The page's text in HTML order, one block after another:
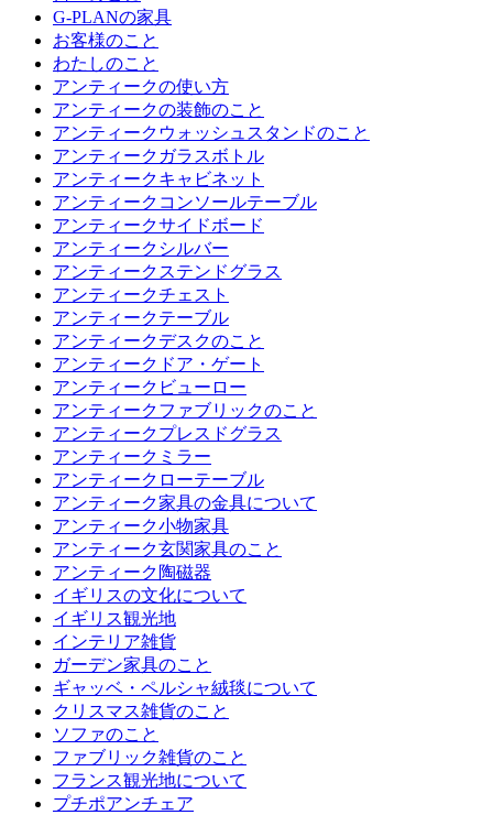
G-PLANの家具
お客様のこと
わたしのこと
アンティークの使い方
アンティークの装飾のこと
アンティークウォッシュスタンドのこと
アンティークガラスボトル
アンティークキャビネット
アンティークコンソールテーブル
アンティークサイドボード
アンティークシルバー
アンティークステンドグラス
アンティークチェスト
アンティークテーブル
アンティークデスクのこと
アンティークドア・ゲート
アンティークビューロー
アンティークファブリックのこと
アンティークプレスドグラス
アンティークミラー
アンティークローテーブル
アンティーク家具の金具について
アンティーク小物家具
アンティーク玄関家具のこと
アンティーク陶磁器
イギリスの文化について
イギリス観光地
インテリア雑貨
ガーデン家具のこと
ギャッベ・ペルシャ絨毯について
クリスマス雑貨のこと
ソファのこと
ファブリック雑貨のこと
フランス観光地について
プチポアンチェア